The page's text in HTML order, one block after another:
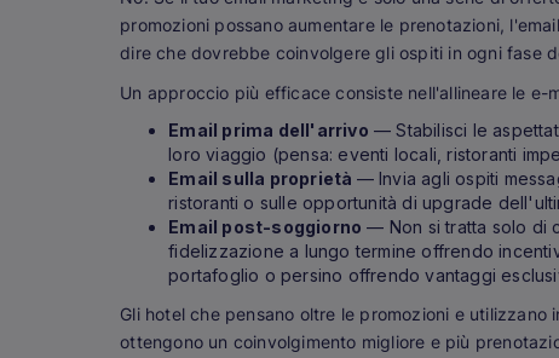
promozioni possano aumentare le prenotazioni,
dire che dovrebbe coinvolgere gli ospiti in ogni fase
Un approccio più efficace consiste nell'allineare le
Email prima dell'arrivo — Stabilisci le
loro viaggio (pensa: eventi locali, ristoranti
Email sulla proprietà — Invia agli ospiti
ristoranti o sulle opportunità di upgrade
Email post-soggiorno — Non si tratta solo di
fidelizzazione a lungo termine offrendo
portafoglio o persino offrendo vantaggi
Gli hotel che pensano oltre le promozioni e
ottengono un coinvolgimento migliore e più